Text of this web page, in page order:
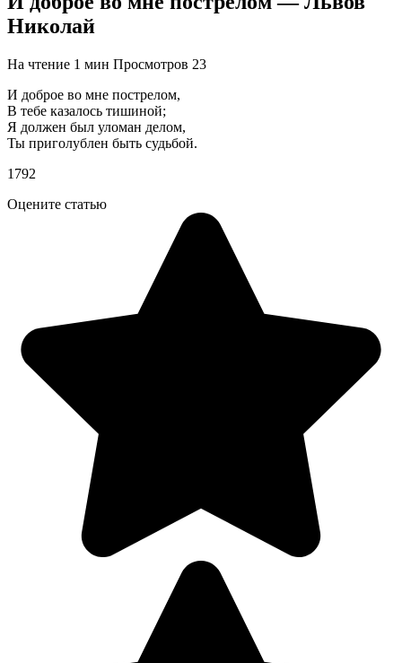
Николай
На чтение 1 мин Просмотров 23
И доброе во мне пострелом,
В тебе казалось тишиной;
Я должен был уломан делом,
Ты приголублен быть судьбой.
1792
Оцените статью